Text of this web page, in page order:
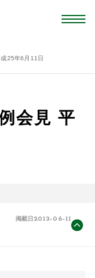
25年6月11日
会見 平
掲載日 2013-06-11